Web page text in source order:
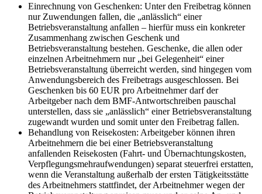
Einrechnung von Geschenken: Unter den Freibetrag können
nur Zuwendungen fallen, die „anlässlich“ einer
Betriebsveranstaltung anfallen – hierfür muss ein konkreter
Zusammenhang zwischen Geschenk und
Betriebsveranstaltung bestehen. Geschenke, die allen oder
einzelnen Arbeitnehmern nur „bei Gelegenheit“ einer
Betriebsveranstaltung überreicht werden, sind hingegen vom
Anwendungsbereich des Freibetrags ausgeschlossen. Bei
Geschenken bis 60 EUR pro Arbeitnehmer darf der
Arbeitgeber nach dem BMF-Antwortschreiben pauschal
unterstellen, dass sie „anlässlich“ einer Betriebsveranstaltung
zugewandt wurden und somit unter den Freibetrag fallen.
Behandlung von Reisekosten: Arbeitgeber können ihren
Arbeitnehmern die bei einer Betriebsveranstaltung
anfallenden Reisekosten (Fahrt- und Übernachtungskosten,
Verpflegungsmehraufwendungen) separat steuerfrei erstatten,
wenn die Veranstaltung außerhalb der ersten Tätigkeitsstätte
des Arbeitnehmers stattfindet, der Arbeitnehmer wegen der